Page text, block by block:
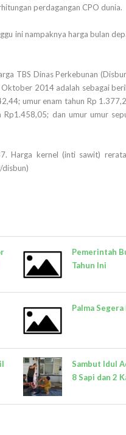
perdagangan CPO dunia.
ini nampaknya harga bulan
TBS Dinas Perkebunan
2014 adalah sebagai
umur enam tahun Rp
dan umur umur
Harga kernel (inti sawit)
disbun)
Pemerintah
Tahun Ini
Palma
Sambut Idul
8 Sapi dan 2